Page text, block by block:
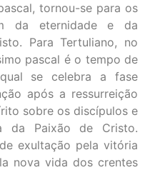
tornou-se para os
da eternidade e da
Para Tertuliano, no
pascal é o tempo de
se celebra a fase
após a ressurreição
sobre os discípulos e
da Paixão de Cristo.
exultação pela vitória
nova vida dos crentes